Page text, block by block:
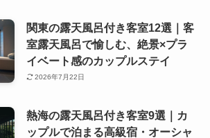
関東の露天風呂付き客室12選｜客
室露天風呂で愉しむ、絶景×プラ
イベート感のカップルステイ
2026年7月22日
熱海の露天風呂付き客室9選｜カ
ップルで泊まる高級宿・オーシャ